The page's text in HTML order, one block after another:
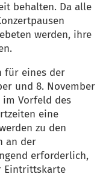
behalten. Da alle
werden, ihre
für eines der
und 8. November
im Vorfeld des
eine
zu den
an der
erforderlich,
Eintrittskarte